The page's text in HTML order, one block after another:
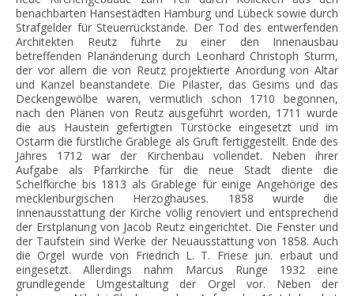
benachbarten Hansestädten Hamburg und Lübeck sowie durch
Strafgelder für Steuerrückstände. Der Tod des entwerfenden
Architekten Reutz führte zu einer den Innenausbau
betreffenden Planänderung durch Leonhard Christoph Sturm,
der vor allem die von Reutz projektierte Anordung von Altar
und Kanzel beanstandete. Die Pilaster, das Gesims und das
Deckengewölbe waren, vermutlich schon 1710 begonnen,
nach den Plänen von Reutz ausgeführt worden, 1711 wurde
die aus Haustein gefertigten Türstöcke eingesetzt und im
Ostarm die fürstliche Grablege als Gruft fertiggestellt. Ende des
Jahres 1712 war der Kirchenbau vollendet. Neben ihrer
Aufgabe als Pfarrkirche für die neue Stadt diente die
Schelfkirche bis 1813 als Grablege für einige Angehörige des
mecklenburgischen Herzoghauses. 1858 wurde die
Innenausstattung der Kirche völlig renoviert und entsprechend
der Erstplanung von Jacob Reutz eingerichtet. Die Fenster und
der Taufstein sind Werke der Neuausstattung von 1858. Auch
die Orgel wurde von Friedrich L. T. Friese jun. erbaut und
eingesetzt. Allerdings nahm Marcus Runge 1932 eine
grundlegende Umgestaltung der Orgel vor. Neben der